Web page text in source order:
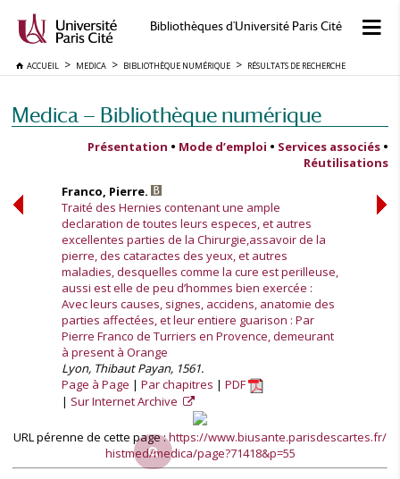
Bibliothèques d'Université Paris Cité
ACCUEIL MEDICA BIBLIOTHÈQUE NUMÉRIQUE RÉSULTATS DE RECHERCHE
Medica — Bibliothèque numérique
Présentation • Mode d’emploi • Services associés •
Réutilisations
Franco, Pierre.
Traité des Hernies contenant une ample
declaration de toutes leurs especes, et autres
excellentes parties de la Chirurgie,assavoir de la
pierre, des cataractes des yeux, et autres
maladies, desquelles comme la cure est perilleuse,
aussi est elle de peu d’hommes bien exercée :
Avec leurs causes, signes, accidens, anatomie des
parties affectées, et leur entiere guarison : Par
Pierre Franco de Turriers en Provence, demeurant
à present à Orange
Lyon, Thibaut Payan, 1561.
Page à Page
Par chapitres
PDF
Sur Internet Archive
URL pérenne de cette page :https://www.biusante.parisdescartes.fr/
histmed/medica/page?71418&p=55